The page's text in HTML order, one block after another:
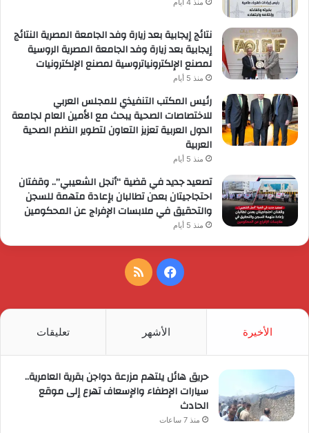
نتائج إيجابية بعد زيارة وفد الجامعة المصرية النتائج
إيجابية بعد زيارة وفد الجامعة المصرية الروسية
لمصنع الإلكترونياتروسية لمصنع الإلكترونيات
منذ 5 أيام
رئيس المكتب التنفيذي للمجلس العربي
للاختصاصات الصحية يبحث مع الأمين العام لجامعة
الدول العربية تعزيز التعاون لتطوير النظم الصحية
العربية
منذ 5 أيام
تصعيد جديد في قضية “أنجل الشعيبي”.. وقفتان
احتجاجيتان بعدن تطالبان بإعادة متهمة للسجن
والتحقيق في ملابسات الإفراج عن المحكومين
منذ 5 أيام
فيسبوكملخص
الأخيرة الأشهر تعليقات
حريق هائل يلتهم مزرعة دواجن بقرية العامرية..
سيارات الإطفاء والإسعاف تهرع إلى موقع
الحادث
منذ 7 ساعات